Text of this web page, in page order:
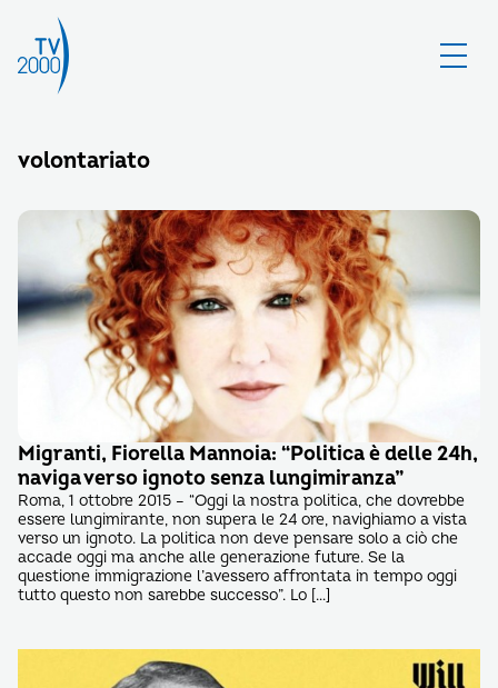
volontariato
Migranti, Fiorella Mannoia: “Politica è delle 24h,
naviga verso ignoto senza lungimiranza”
Roma, 1 ottobre 2015 – “Oggi la nostra politica, che dovrebbe
essere lungimirante, non supera le 24 ore, navighiamo a vista
verso un ignoto. La politica non deve pensare solo a ciò che
accade oggi ma anche alle generazione future. Se la
questione immigrazione l’avessero affrontata in tempo oggi
tutto questo non sarebbe successo”. Lo […]